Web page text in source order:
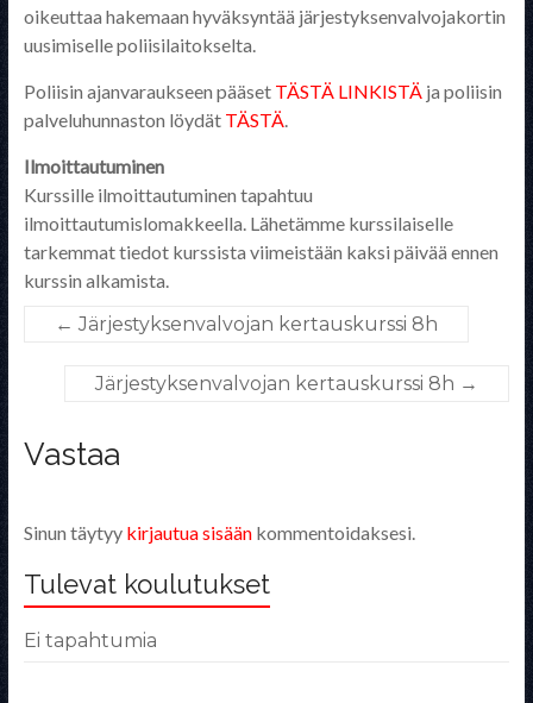
oikeuttaa hakemaan hyväksyntää järjestyksenvalvojakortin
uusimiselle poliisilaitokselta.
Poliisin ajanvaraukseen pääset TÄSTÄ LINKISTÄja poliisin
palveluhunnaston löydät TÄSTÄ.
Ilmoittautuminen
Kurssille ilmoittautuminen tapahtuu
ilmoittautumislomakkeella. Lähetämme kurssilaiselle
tarkemmat tiedot kurssista viimeistään kaksi päivää ennen
kurssin alkamista.
← Järjestyksenvalvojan kertauskurssi 8h
Järjestyksenvalvojan kertauskurssi 8h →
Vastaa
Sinun täytyy kirjautua sisäänkommentoidaksesi.
Tulevat koulutukset
Ei tapahtumia